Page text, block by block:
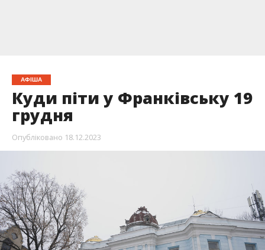
АФІША
Куди піти у Франківську 19
грудня
Опубліковано 18.12.2023